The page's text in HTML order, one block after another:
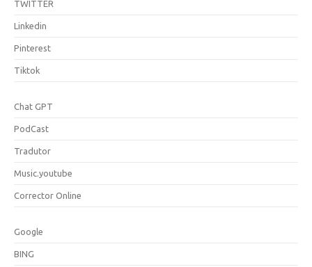
TWITTER
Linkedin
Pinterest
Tiktok
Chat GPT
PodCast
Tradutor
Music.youtube
Corrector Online
Google
BING